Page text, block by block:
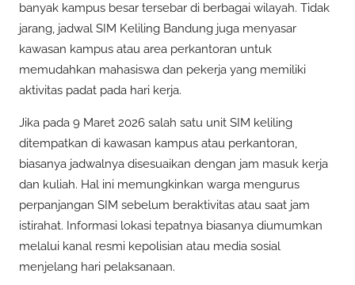
banyak kampus besar tersebar di berbagai wilayah. Tidak
jarang, jadwal SIM Keliling Bandung juga menyasar
kawasan kampus atau area perkantoran untuk
memudahkan mahasiswa dan pekerja yang memiliki
aktivitas padat pada hari kerja.
Jika pada 9 Maret 2026 salah satu unit SIM keliling
ditempatkan di kawasan kampus atau perkantoran,
biasanya jadwalnya disesuaikan dengan jam masuk kerja
dan kuliah. Hal ini memungkinkan warga mengurus
perpanjangan SIM sebelum beraktivitas atau saat jam
istirahat. Informasi lokasi tepatnya biasanya diumumkan
melalui kanal resmi kepolisian atau media sosial
menjelang hari pelaksanaan.